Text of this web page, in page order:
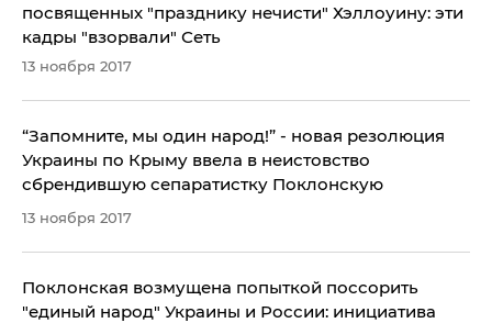
посвященных "празднику нечисти" Хэллоуину: эти
кадры "взорвали" Сеть
13 ноября 2017
​“Запомните, мы один народ!” - новая резолюция
Украины по Крыму ввела в неистовство
сбрендившую сепаратистку Поклонскую
13 ноября 2017
Поклонская возмущена попыткой поссорить
"единый народ" Украины и России: инициатива